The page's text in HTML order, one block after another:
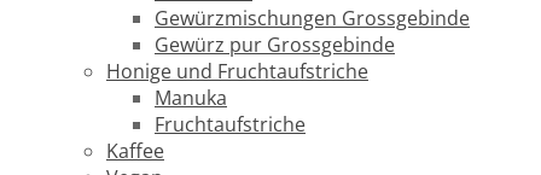
Gewürzmischungen Grossgebinde
Gewürz pur Grossgebinde
Honige und Fruchtaufstriche
Manuka
Fruchtaufstriche
Kaffee